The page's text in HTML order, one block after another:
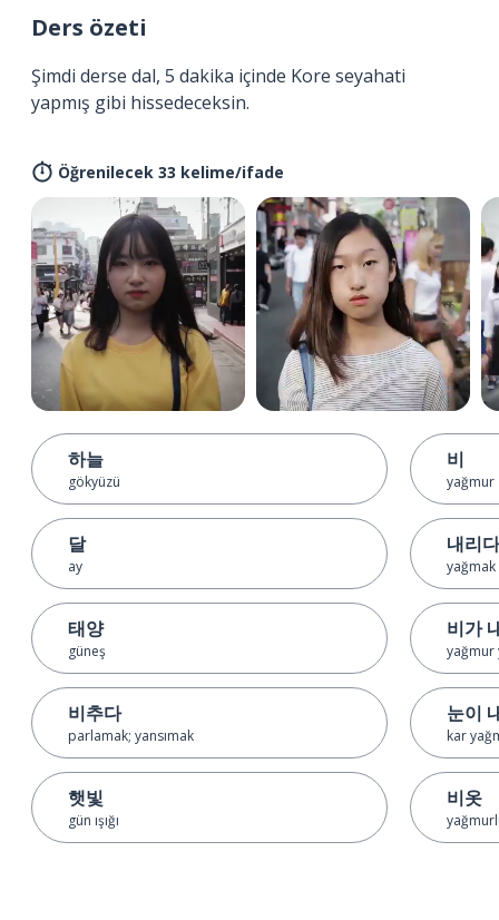
Ders özeti
Şimdi derse dal, 5 dakika içinde Kore seyahati
yapmış gibi hissedeceksin.
Öğrenilecek 33 kelime/ifade
하늘
gökyüzü
달
ay
태양
güneş
비추다
parlamak; yansımak
햇빛
gün ışığı
비
yağmur
내리다
yağmak
비가
yağmur
눈이
kar
비옷